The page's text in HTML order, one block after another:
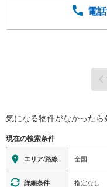
電
気になる物件がなかったら
現在の検索条件
エリア/路線 全国
詳細条件 指定なし